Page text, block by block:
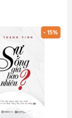
- 15%